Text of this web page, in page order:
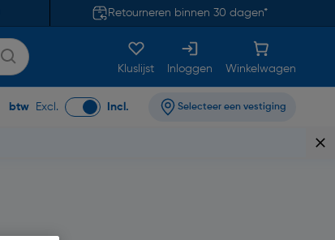
Retourneren binnen 30 dagen*
Kluslijst Inloggen Winkelwagen
btw Excl. Incl. Selecteer een vestiging